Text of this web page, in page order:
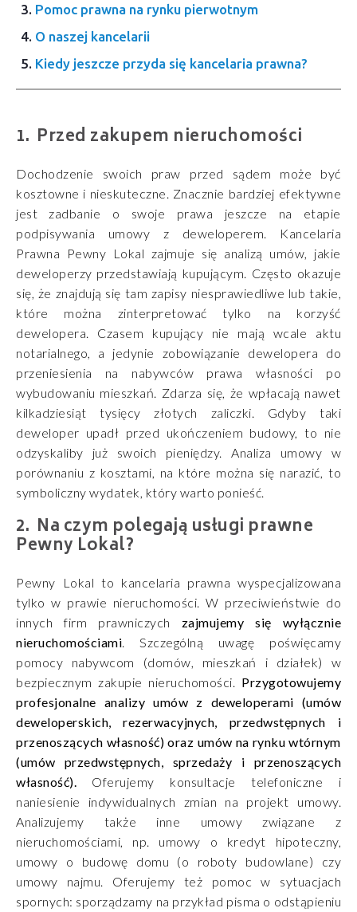
Pomoc prawna na rynku pierwotnym
O naszej kancelarii
Kiedy jeszcze przyda się kancelaria prawna?
Przed zakupem nieruchomości
Dochodzenie swoich praw przed sądem może być
kosztowne i nieskuteczne. Znacznie bardziej efektywne
jest zadbanie o swoje prawa jeszcze na etapie
podpisywania umowy z deweloperem. Kancelaria
Prawna Pewny Lokal zajmuje się analizą umów, jakie
deweloperzy przedstawiają kupującym. Często okazuje
się, że znajdują się tam zapisy niesprawiedliwe lub takie,
które można zinterpretować tylko na korzyść
dewelopera. Czasem kupujący nie mają wcale aktu
notarialnego, a jedynie zobowiązanie dewelopera do
przeniesienia na nabywców prawa własności po
wybudowaniu mieszkań. Zdarza się, że wpłacają nawet
kilkadziesiąt tysięcy złotych zaliczki. Gdyby taki
deweloper upadł przed ukończeniem budowy, to nie
odzyskaliby już swoich pieniędzy. Analiza umowy w
porównaniu z kosztami, na które można się narazić, to
symboliczny wydatek, który warto ponieść.
Na czym polegają usługi prawne
Pewny Lokal?
Pewny Lokal to kancelaria prawna wyspecjalizowana
tylko w prawie nieruchomości. W przeciwieństwie do
innych firm prawniczych zajmujemy się wyłącznie
nieruchomościami . Szczególną uwagę poświęcamy
pomocy nabywcom (domów, mieszkań i działek) w
bezpiecznym zakupie nieruchomości. Przygotowujemy
profesjonalne analizy umów z deweloperami (umów
deweloperskich, rezerwacyjnych, przedwstępnych i
przenoszących własność) oraz umów na rynku wtórnym
(umów przedwstępnych, sprzedaży i przenoszących
własność).
Oferujemy konsultacje telefoniczne i
naniesienie indywidualnych zmian na projekt umowy.
Analizujemy także inne umowy związane z
nieruchomościami, np. umowy o kredyt hipoteczny,
umowy o budowę domu (o roboty budowlane) czy
umowy najmu. Oferujemy też pomoc w sytuacjach
spornych: sporządzamy na przykład pisma o odstąpieniu